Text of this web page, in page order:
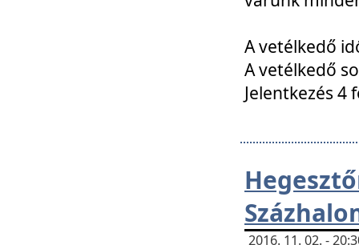
A vetélkedő
A vetélkedő
Jelentkezés 4
2016. 11. 02. -